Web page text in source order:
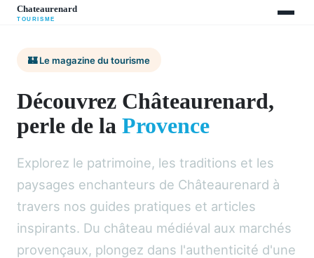
🏰 Le magazine du tourisme
Découvrez Châteaurenard,
perle de la Provence
Explorez le patrimoine, les traditions et les
paysages enchanteurs de Châteaurenard à
travers nos guides pratiques et articles
inspirants. Du château médiéval aux marchés
provençaux, plongez dans l'authenticité d'une